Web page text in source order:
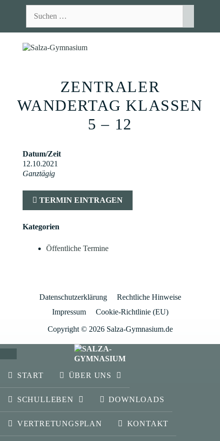
nach:
ZENTRALER
WANDERTAG KLASSEN
5 – 12
Datum/Zeit
12.10.2021
Ganztägig
TERMIN EINTRAGEN
Kategorien
Öffentliche Termine
Datenschutzerklärung
Rechtliche Hinweise
Impressum
Cookie-Richtlinie (EU)
Copyright © 2026 Salza-Gymnasium.de
SCHLIESSEN
START
ÜBER UNS
SCHULLEBEN DOWNLOADS
VERTRETUNGSPLAN KONTAKT